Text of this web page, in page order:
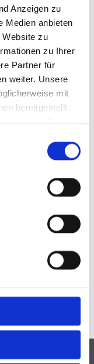
Anzeigen zu
Medien anbieten
Website zu
zu Ihrer
Partner für
weiter. Unsere
mit
bereitgestellt
Sie eine
Sie möch­ten?
uns auf Sie.